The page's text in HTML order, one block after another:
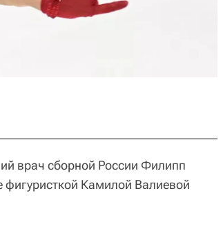
врач сборной России Филипп
Камилой Валиевой